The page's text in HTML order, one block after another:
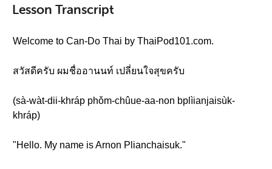
Lesson Transcript
Welcome to Can-Do Thai by ThaiPod101.com.
สวัสดีครับ ผมชื่ออานนท์ เปลี่ยนใจสุขครับ
(sà-wàt-dii-khráp phǒm-chûue-aa-non bplìianjaisùk-
khráp)
"Hello. My name is Arnon Plianchaisuk."